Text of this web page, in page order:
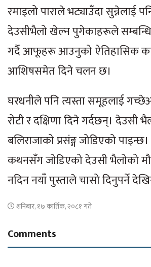
रमाइलो पाराले भट्याउँदा सुन्नेलाई
देउसीभैलो खेल्न पुगेकाहरूले
गर्दै आफूहरू आउनुको ऐतिहासिक
आशिषसमेत दिने चलन छ।
घरधनीले पनि त्यस्ता समूहलाई
रोटी र दक्षिणा दिने गर्दछन्। देउसी
बलिराजाको प्रसंङ्ग जोडिएको पाइन्छ।
कथनसँग जोडिएको देउसी भैलोको
नदिन नयाँ पुस्ताले चासो दिनुपर्ने
शनिबार, १७ कार्तिक, २०८१ गते
Comments